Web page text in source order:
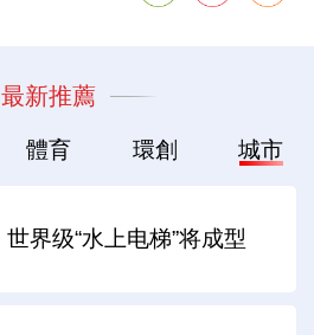
最新推薦
體育 環創 城市
世界级“水上电梯”将成型